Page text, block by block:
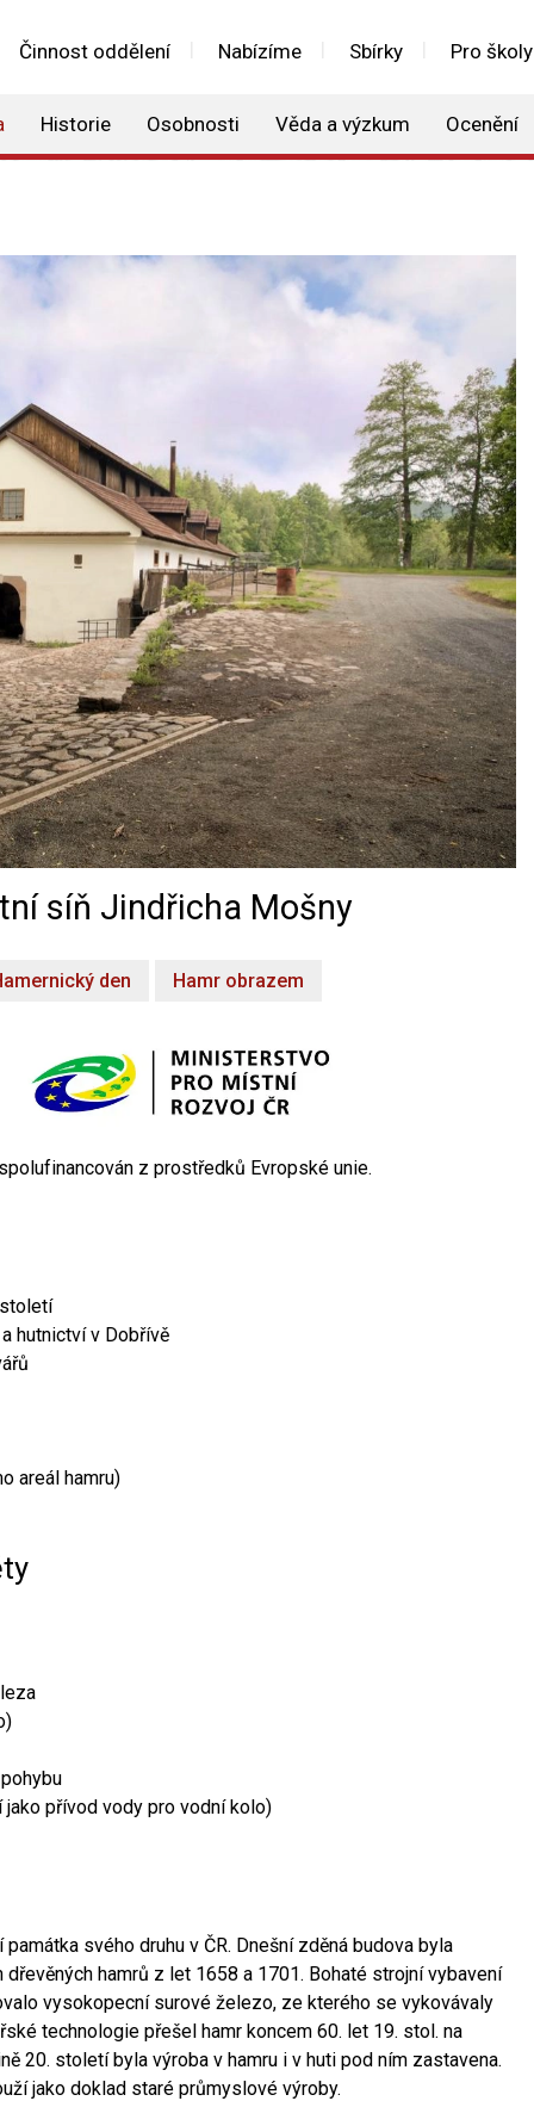
Činnost oddělení Nabízíme Sbírky Pro školy
Historie Osobnosti Věda a výzkum Ocenění
síň Jindřicha Mošny
den Hamr obrazem
z prostředků Evropské unie.
hutnictví v Dobřívě
areál hamru)
jako přívod vody pro vodní kolo)
svého druhu v ČR. Dnešní zděná budova byla
hamrů z let 1658 a 1701. Bohaté strojní vybavení
vysokopecní surové železo, ze kterého se vykovávaly
technologie přešel hamr koncem 60. let 19. stol. na
20. století byla výroba v hamru i v huti pod ním zastavena.
jako doklad staré průmyslové výroby.